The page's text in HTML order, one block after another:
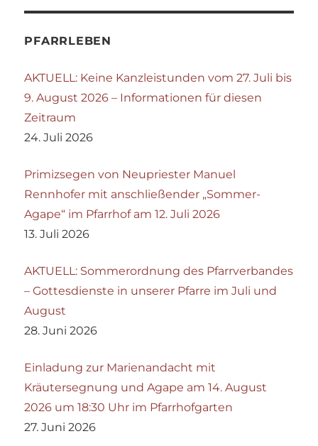
PFARRLEBEN
AKTUELL: Keine Kanzleistunden vom 27. Juli bis
9. August 2026 – Informationen für diesen
Zeitraum
24. Juli 2026
Primizsegen von Neupriester Manuel
Rennhofer mit anschließender „Sommer-
Agape“ im Pfarrhof am 12. Juli 2026
13. Juli 2026
AKTUELL: Sommerordnung des Pfarrverbandes
– Gottesdienste in unserer Pfarre im Juli und
August
28. Juni 2026
Einladung zur Marienandacht mit
Kräutersegnung und Agape am 14. August
2026 um 18:30 Uhr im Pfarrhofgarten
27. Juni 2026